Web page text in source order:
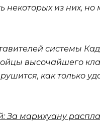
некоторых из них,
системы
высочайшего
как только
марихуану